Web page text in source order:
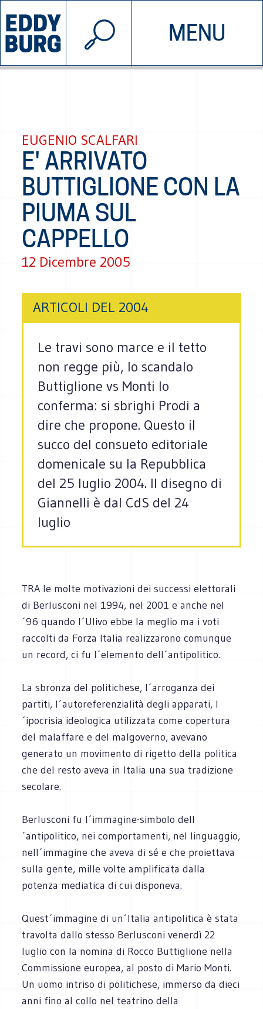
MENU
INIZIATIVE CHI SIAMO
© 2026 EDDYBURG
EUGENIO SCALFARI
E' ARRIVATO
BUTTIGLIONE CON LA
PIUMA SUL
CAPPELLO
12 Dicembre 2005
ARTICOLI DEL 2004
Le travi sono marce e il tetto
non regge più, lo scandalo
Buttiglione vs Monti lo
conferma: si sbrighi Prodi a
dire che propone. Questo il
succo del consueto editoriale
domenicale su la Repubblica
del 25 luglio 2004. Il disegno di
Giannelli è dal CdS del 24
luglio
TRA le molte motivazioni dei successi elettorali
di Berlusconi nel 1994, nel 2001 e anche nel
´96 quando l´Ulivo ebbe la meglio ma i voti
raccolti da Forza Italia realizzarono comunque
un record, ci fu l´elemento dell´antipolitico.
La sbronza del politichese, l´arroganza dei
partiti, l´autoreferenzialità degli apparati, l
´ipocrisia ideologica utilizzata come copertura
del malaffare e del malgoverno, avevano
generato un movimento di rigetto della politica
che del resto aveva in Italia una sua tradizione
secolare.
Berlusconi fu l´immagine-simbolo dell
´antipolitico, nei comportamenti, nel linguaggio,
nell´immagine che aveva di sé e che proiettava
sulla gente, mille volte amplificata dalla
potenza mediatica di cui disponeva.
Quest´immagine di un´Italia antipolitica è stata
travolta dallo stesso Berlusconi venerdì 22
luglio con la nomina di Rocco Buttiglione nella
Commissione europea, al posto di Mario Monti.
Un uomo intriso di politichese, immerso da dieci
anni fino al collo nel teatrino della